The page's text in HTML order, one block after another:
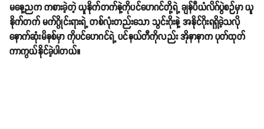
မနေ့ညက ကစားခဲ့တဲ့ ယူနိုက်တက်နဲ့ကိုပင်ဟေဂင်တို့ရဲ့ ချန်ပီယံလိဂ်ပွဲစဉ်မှာ ယူ
နိုက်တက် မက်ဂွိုင်းရားရဲ့ တစ်လုံးတည်းသော သွင်းဂိုးနဲ့ အနိုင်ဂိုးရရှိခဲ့သလို
နောက်ဆုံးမိနစ်မှာ ကိုပင်ဟေဂင်ရဲ့ ပင်နယ်တီကိုလည်း အိုနာနာက ပုတ်ထုတ်
ကာကွယ်နိုင်ခဲ့ပါတယ်။